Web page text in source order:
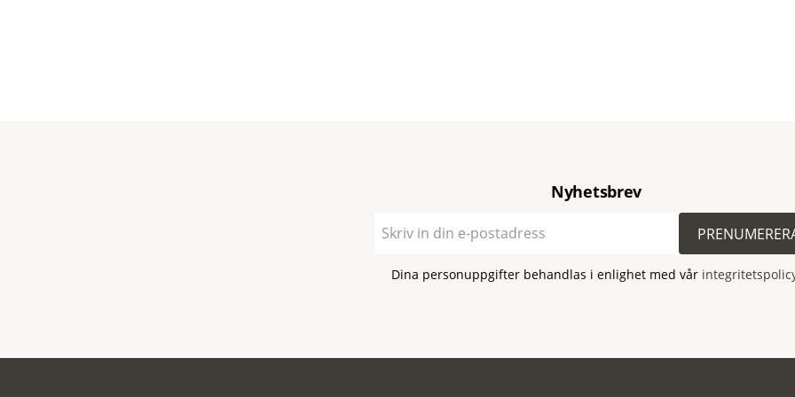
Nyhetsbrev
Dina personuppgifter behandlas i enlighet med vår